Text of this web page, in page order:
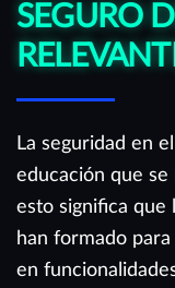
SEGURO
La seguridad en
educación que se
esto significa que
han formado
en